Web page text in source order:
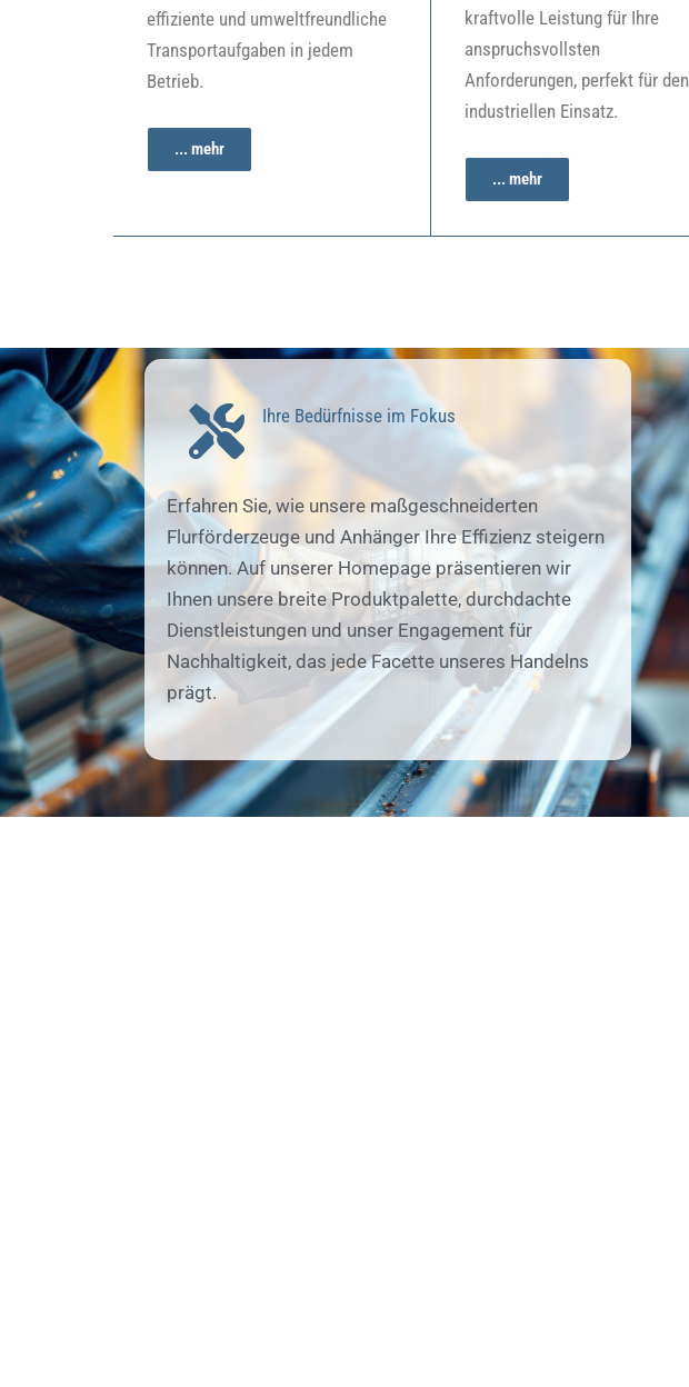
effiziente und umweltfreundliche
Transportaufgaben in jedem
Betrieb.
... mehr
kraftvolle Leistung für Ihre
anspruchsvollsten
Anforderungen, perfekt für den
industriellen Einsatz.
... mehr
Ihre Bedürfnisse im Fokus
Erfahren Sie, wie unsere maßgeschneiderten
Flurförderzeuge und Anhänger Ihre Effizienz steigern
können. Auf unserer Homepage präsentieren wir
Ihnen unsere breite Produktpalette, durchdachte
Dienstleistungen und unser Engagement für
Nachhaltigkeit, das jede Facette unseres Handelns
prägt.